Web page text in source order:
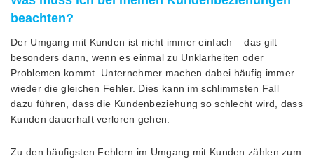
beachten?
Der Umgang mit Kunden ist nicht immer einfach – das gilt
besonders dann, wenn es einmal zu Unklarheiten oder
Problemen kommt. Unternehmer machen dabei häufig immer
wieder die gleichen Fehler. Dies kann im schlimmsten Fall
dazu führen, dass die Kundenbeziehung so schlecht wird, dass
Kunden dauerhaft verloren gehen.
Zu den häufigsten Fehlern im Umgang mit Kunden zählen zum